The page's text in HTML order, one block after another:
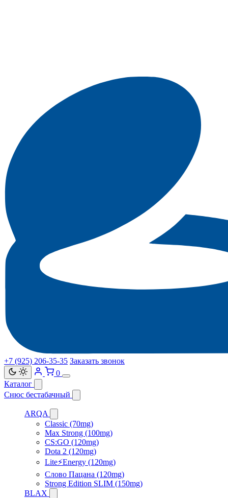
+7 (925) 206‑35‑35 Заказать звонок
0
Каталог
Снюс бестабачный
ARQA
Classic (70mg)
Max Strong (100mg)
CS:GO (120mg)
Dota 2 (120mg)
Lite⚡Energy (120mg)
Слово Пацана (120mg)
Strong Edition SLIM (150mg)
BLAX